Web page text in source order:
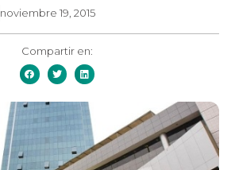
noviembre 19, 2015
Compartir en: